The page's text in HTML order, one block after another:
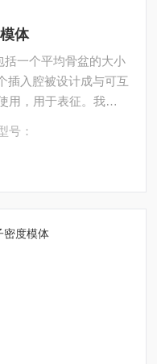
体
括一个平均骨盆的大小
插入腔被设计成与可互
用，用于表征。我们
同的电子密度值范围
号：